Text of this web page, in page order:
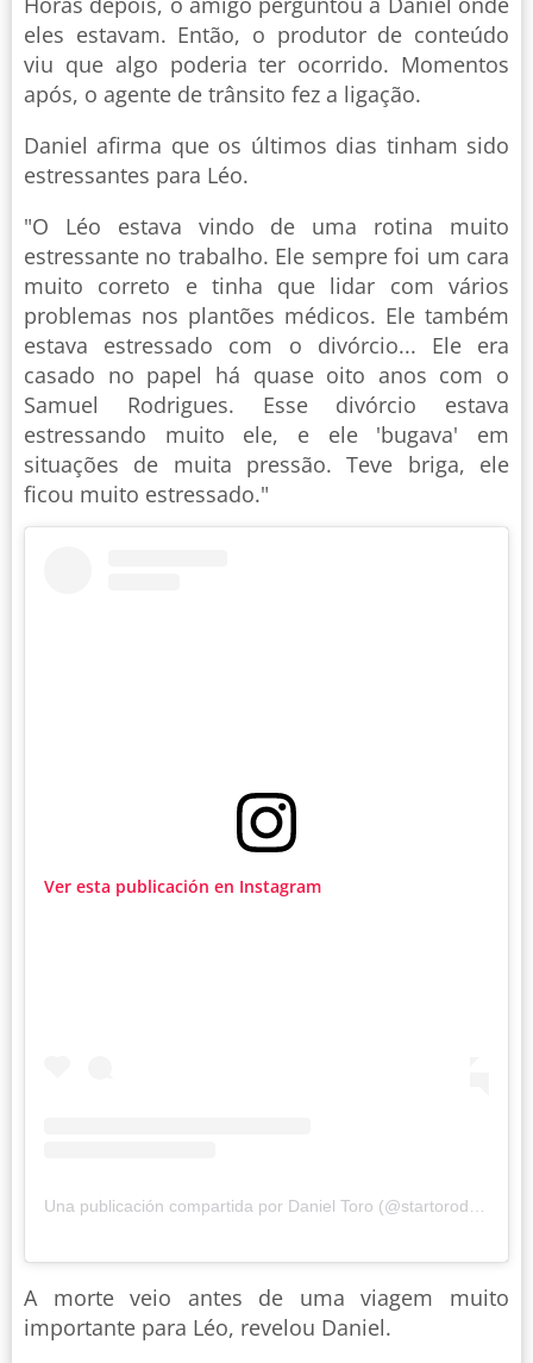
eles estavam. Então, o produtor de conteúdo
viu que algo poderia ter ocorrido. Momentos
após, o agente de trânsito fez a ligação.
Daniel afirma que os últimos dias tinham sido
estressantes para Léo.
"O Léo estava vindo de uma rotina muito
estressante no trabalho. Ele sempre foi um cara
muito correto e tinha que lidar com vários
problemas nos plantões médicos. Ele também
estava estressado com o divórcio... Ele era
casado no papel há quase oito anos com o
Samuel Rodrigues. Esse divórcio estava
estressando muito ele, e ele 'bugava' em
situações de muita pressão. Teve briga, ele
ficou muito estressado."
Ver esta publicación en Instagram
A morte veio antes de uma viagem muito
importante para Léo, revelou Daniel.